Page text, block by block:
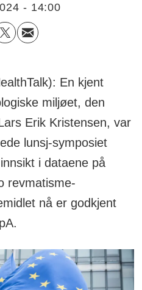
- 14:00
En kjent
miljøet, den
Erik Kristensen, var
lunsj-symposiet
i dataene på
revmatisme-
nå er godkjent